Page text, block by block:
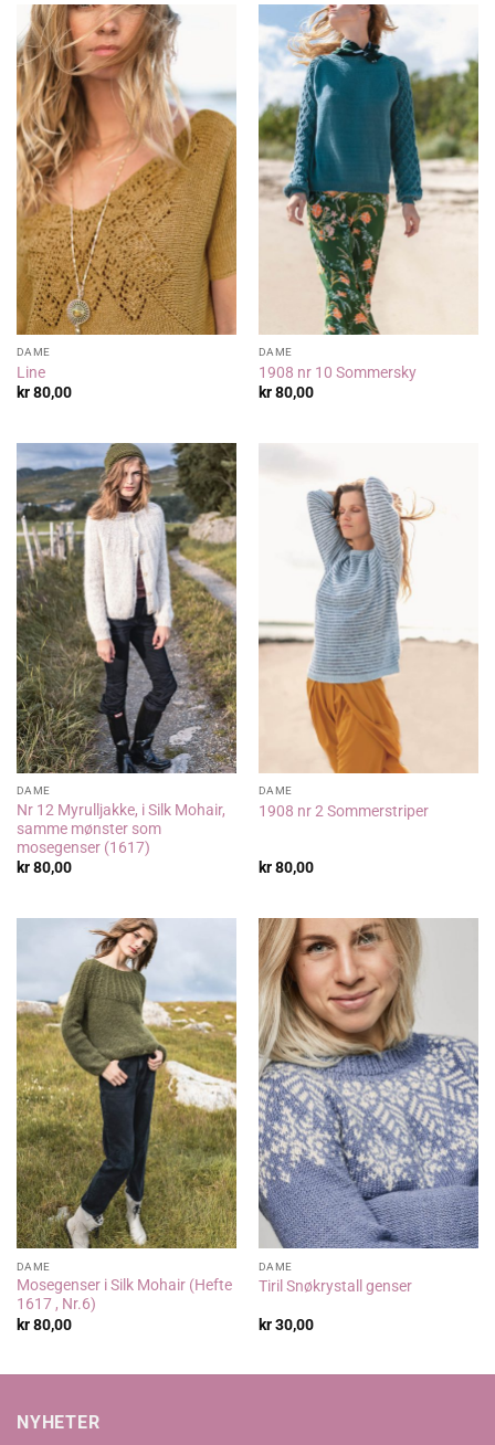
DAME
Line
kr80,00
DAME
1908 nr 10 Sommersky
kr80,00
DAME
Nr 12 Myrulljakke, i Silk Mohair,
samme mønster som
mosegenser (1617)
kr80,00
DAME
1908 nr 2 Sommerstriper
kr80,00
DAME
Mosegenser i Silk Mohair (Hefte
1617 , Nr.6)
kr80,00
DAME
Tiril Snøkrystall genser
kr30,00
NYHETER